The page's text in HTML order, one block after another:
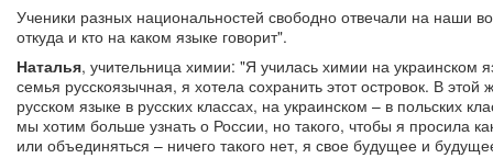
Ученики разных национальностей свободно отвечали на наши
откуда и кто на каком языке говорит".
Наталья, учительница химии: "Я училась химии на украинском
семья русскоязычная, я хотела сохранить этот островок. В
русском языке в русских классах, на украинском – в польских
мы хотим больше узнать о России, но такого, чтобы я просила
или объединяться – ничего такого нет, я свое будущее и